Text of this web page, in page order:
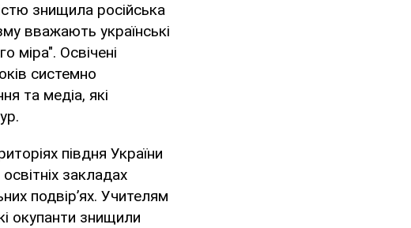
знищила російська
вважають українські
міра". Освічені
системно
та медіа, які
півдня України
закладах
подвір’ях. Учителям
окупанти знищили